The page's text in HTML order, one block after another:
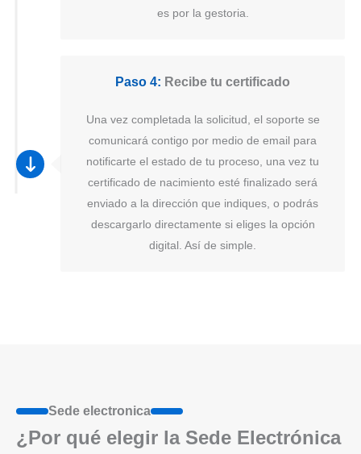
es por la gestoria.
Paso 4: Recibe tu certificado
Una vez completada la solicitud, el soporte se
comunicará contigo por medio de email para
notificarte el estado de tu proceso, una vez tu
certificado de nacimiento esté finalizado será
enviado a la dirección que indiques, o podrás
descargarlo directamente si eliges la opción
digital. Así de simple.
Sede electronica
¿Por qué elegir la Sede Electrónica